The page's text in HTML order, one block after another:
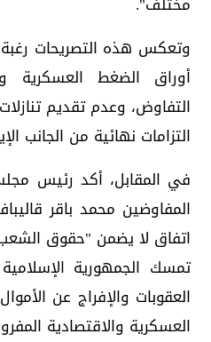
وتعكس هذه التصريحات
أوراق الضغط العسكرية
التفاوض، وعدم تقديم
التزامات نهائية من الجانب
في المقابل، أكد رئيس
المفاوضين محمد باقر
اتفاق لا يضمن "حقوق
تمسك الجمهورية
العقوبات والإفراج عن
العسكرية والاقتصادية